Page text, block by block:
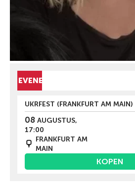
EVENEMENTEN
UKRFEST (FRANKFURT AM MAIN)
08 AUGUSTUS,
17:00
FRANKFURT AM
MAIN
KOPEN